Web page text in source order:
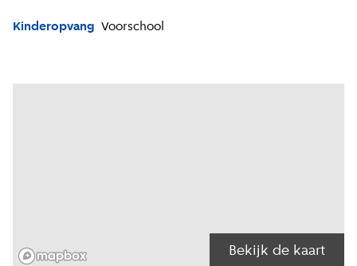
Kinderopvang Voorschool
Bekijk de kaart